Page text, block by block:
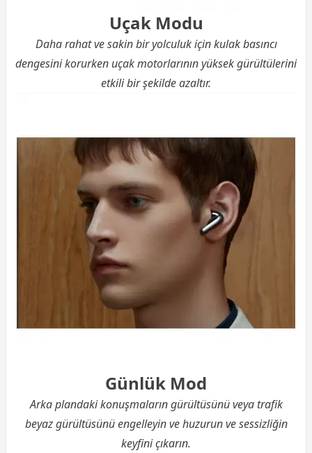
Uçak Modu
Daha rahat ve sakin bir yolculuk için kulak basıncı
dengesini korurken uçak motorlarının yüksek gürültülerini
etkili bir şekilde azaltır.
Günlük Mod
Arka plandaki konuşmaların gürültüsünü veya trafik
beyaz gürültüsünü engelleyin ve huzurun ve sessizliğin
keyfini çıkarın.